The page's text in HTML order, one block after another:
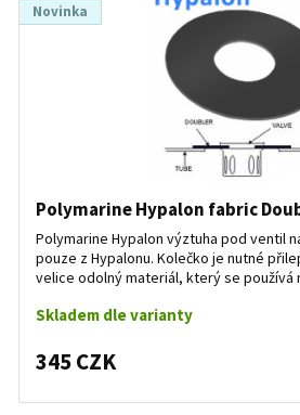
Novinka
Polymarine Hypalon fabric
Polymarine Hypalon výztuha pod ventil
pouze z Hypalonu. Kolečko je nutné
velice odolný materiál, který se používá
Skladem dle varianty
345 CZK